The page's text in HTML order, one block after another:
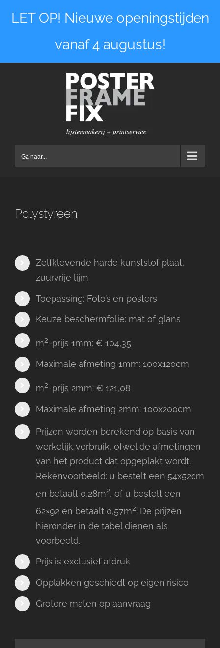
LET OP! Nieuwe openingstijden
vanaf 4 augustus!
naar
Ga naar...
Polystyreen
Zelfklevende harde kunststof plaat,
zuurvrije lijm
Toepassing: Foto’s en posters
Keuze beschermfolie: mat of glans
m2-prijs 1mm: € 104,35
Maximale afmeting 1mm: 100x120cm
m2-prijs 2mm: € 121,08
Maximale afmeting 2mm: 100x200cm
Prijzen worden berekend op basis van
werkelijk verbruik, ofwel de afmetingen
van het product dat opgeplakt wordt.
Rekenvoorbeeld: u bestelt een 54x52cm
en betaalt 0,28m2, of u bestelt een
62×92 en betaalt 0,57m2. De prijzen
hieronder in de tabel dienen als
voorbeeld.
Prijs is exclusief afdruk
Opplakken geschiedt op eigen risico
Grotere maten op aanvraag